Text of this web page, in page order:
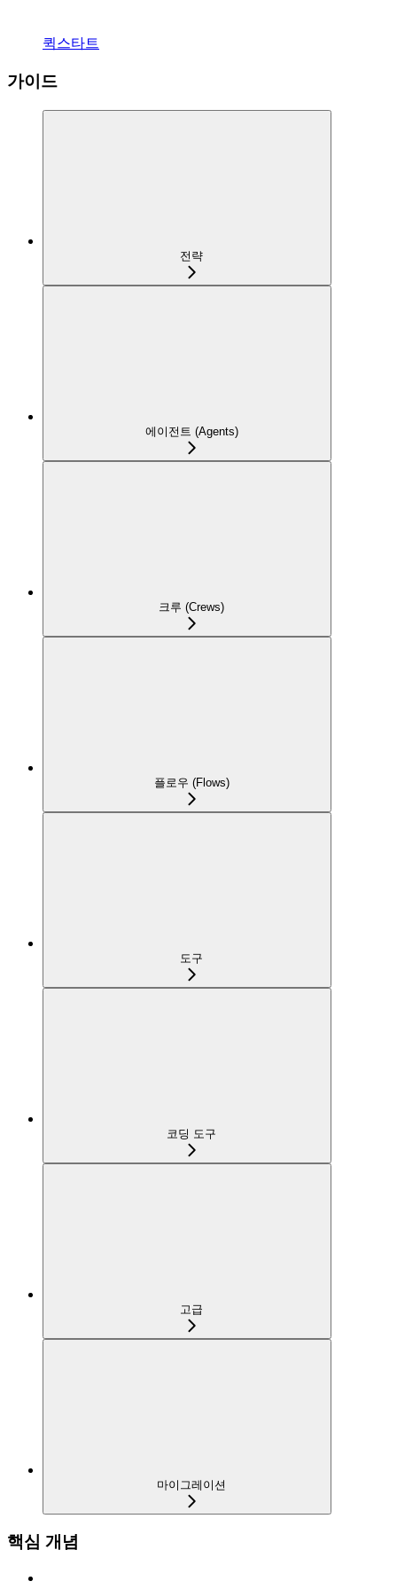
퀵스타트
가이드
전략
에이전트 (Agents)
크루 (Crews)
플로우 (Flows)
도구
코딩 도구
고급
마이그레이션
핵심 개념